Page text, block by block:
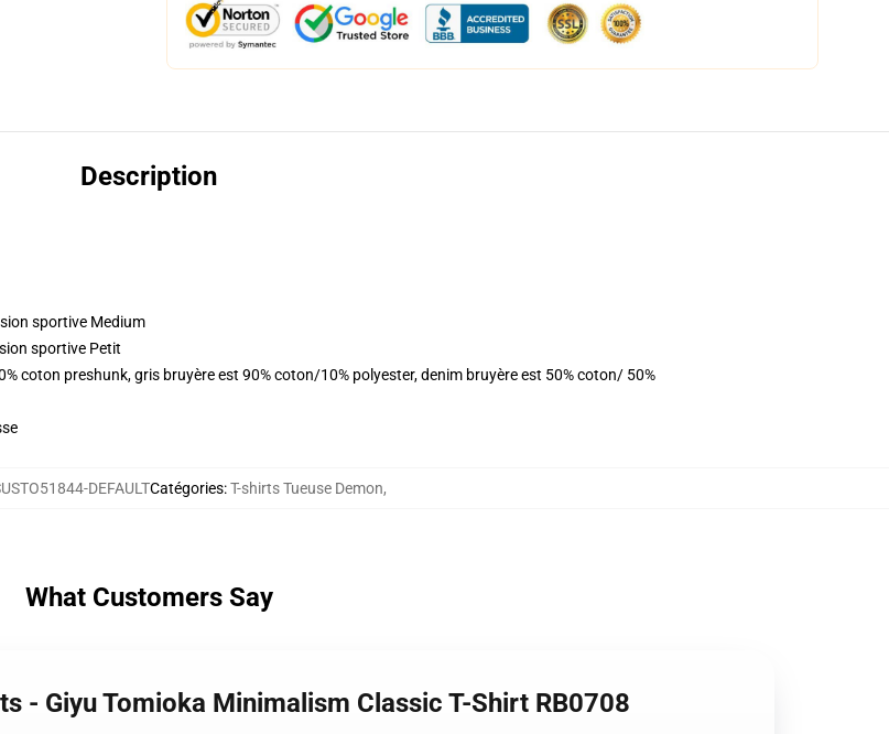
Description
sportive Medium
sportive Petit
coton preshunk, gris bruyère est 90% coton/10% polyester, denim bruyère est 50% coton/ 50%
DEFAULTCatégories:T-shirts Tueuse Demon,
What Customers Say
- Giyu Tomioka Minimalism Classic T-Shirt RB0708